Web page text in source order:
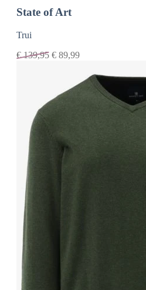
State of Art
Trui
€139,95 € 89,99